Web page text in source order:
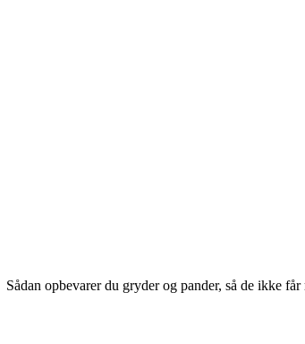
Sådan opbevarer du gryder og pander, så de ikke får